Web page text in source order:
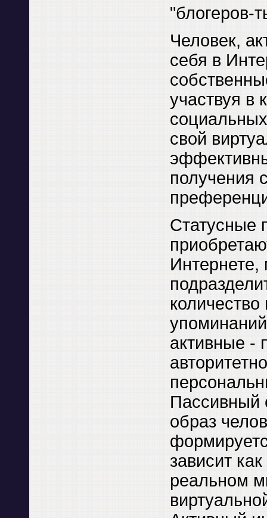
"блогеров-
Человек,
себя в
участвуя в
свой
получения
Статусные
количество
активные -
Пассивный
образ
зависит
реальном